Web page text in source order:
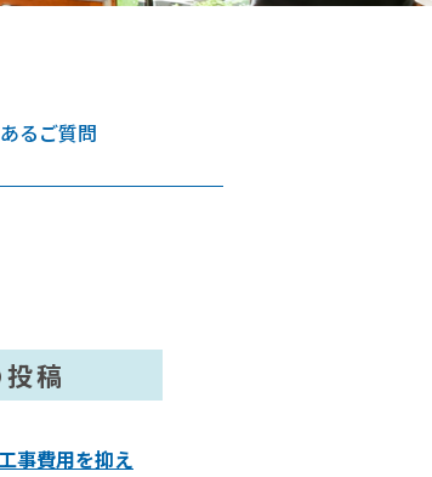
るご質問
稿
事費用を抑え